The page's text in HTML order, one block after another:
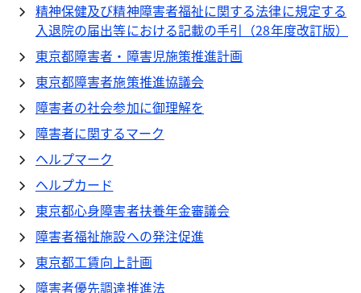
精神保健及び精神障害者福祉に関する法律に規定する
入退院の届出等における記載の手引（28年度改訂版）
東京都障害者・障害児施策推進計画
東京都障害者施策推進協議会
障害者の社会参加に御理解を
障害者に関するマーク
ヘルプマーク
ヘルプカード
東京都心身障害者扶養年金審議会
障害者福祉施設への発注促進
東京都工賃向上計画
障害者優先調達推進法